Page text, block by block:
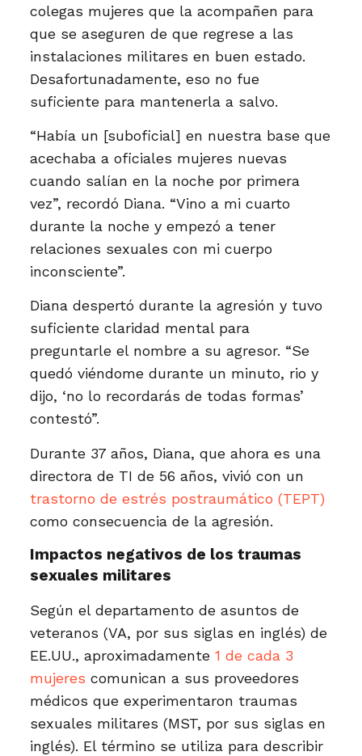
colegas mujeres que la acompañen para
que se aseguren de que regrese a las
instalaciones militares en buen estado.
Desafortunadamente, eso no fue
suficiente para mantenerla a salvo.
“Había un [suboficial] en nuestra base que
acechaba a oficiales mujeres nuevas
cuando salían en la noche por primera
vez”, recordó Diana. “Vino a mi cuarto
durante la noche y empezó a tener
relaciones sexuales con mi cuerpo
inconsciente”.
Diana despertó durante la agresión y tuvo
suficiente claridad mental para
preguntarle el nombre a su agresor. “Se
quedó viéndome durante un minuto, rio y
dijo, ‘no lo recordarás de todas formas’
contestó”.
Durante 37 años, Diana, que ahora es una
directora de TI de 56 años, vivió con un
trastorno de estrés postraumático (TEPT)
como consecuencia de la agresión.
Impactos negativos de los traumas
sexuales militares
Según el departamento de asuntos de
veteranos (VA, por sus siglas en inglés) de
EE.UU., aproximadamente 1 de cada 3
mujeres comunican a sus proveedores
médicos que experimentaron traumas
sexuales militares (MST, por sus siglas en
inglés). El término se utiliza para describir